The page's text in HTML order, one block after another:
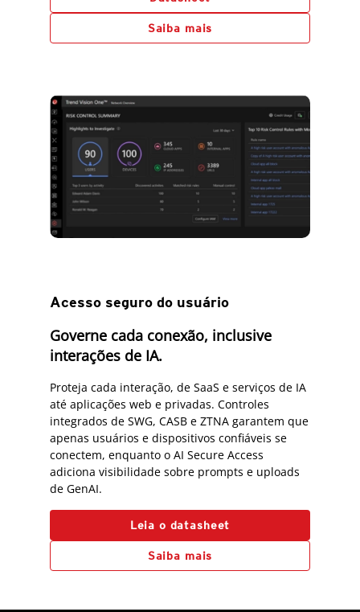
Saiba mais
Acesso seguro do usuário
Governe cada conexão, inclusive
interações de IA.
Proteja cada interação, de SaaS e serviços de IA
até aplicações web e privadas. Controles
integrados de SWG, CASB e ZTNA garantem que
apenas usuários e dispositivos confiáveis se
conectem, enquanto o AI Secure Access
adiciona visibilidade sobre prompts e uploads
de GenAI.
Leia o datasheet
Saiba mais